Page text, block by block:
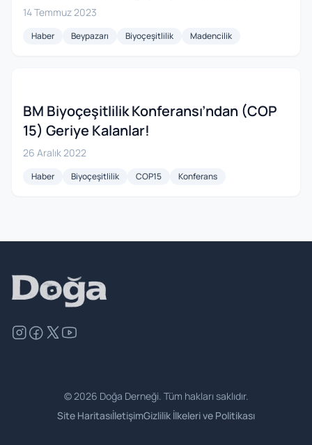
14 Temmuz 2023
Haber Beypazarı Biyoçeşitlilik Madencilik
BM Biyoçeşitlilik Konferansı’ndan (COP
15) Geriye Kalanlar!
26 Aralık 2022
Haber Biyoçeşitlilik COP15 Konferans
©2026 Doğa Derneği. Tüm hakları saklıdır.
Site HaritasıİletişimGizlilik İlkeleri ve Politikası